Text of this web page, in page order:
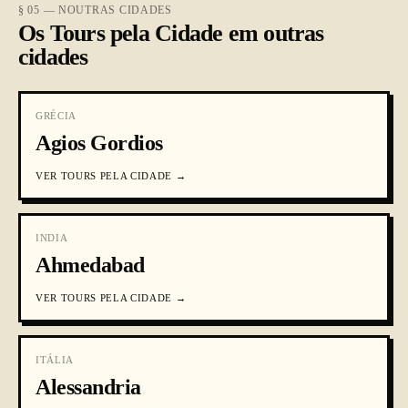
§ 05 — NOUTRAS CIDADES
Os Tours pela Cidade em outras
cidades
GRÉCIA
Agios Gordios
VER TOURS PELA CIDADE →
INDIA
Ahmedabad
VER TOURS PELA CIDADE →
ITÁLIA
Alessandria